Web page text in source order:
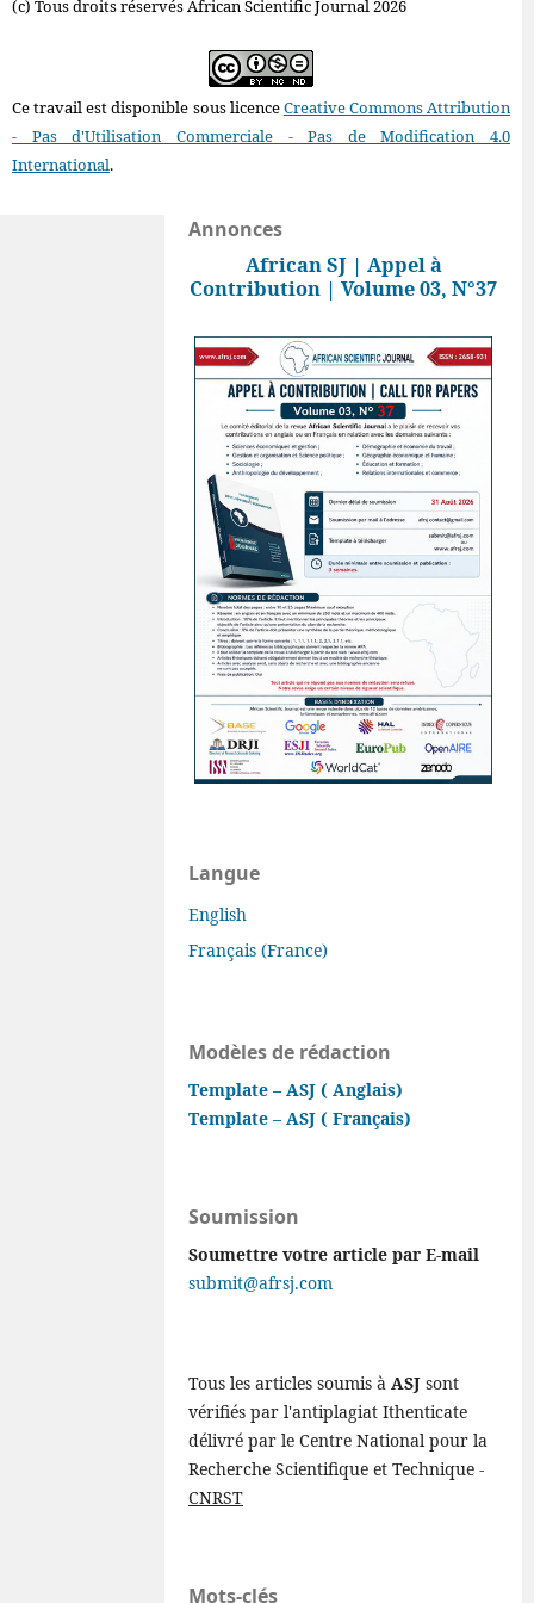
(c) Tous droits réservés African Scientific Journal 2026
Ce travail est disponible sous licenceCreative Commons Attribution
- Pas d'Utilisation Commerciale - Pas de Modification 4.0
International.
Annonces
African SJ | Appel à
Contribution | Volume 03, N°37
Langue
English
Français (France)
Modèles de rédaction
Template – ASJ ( Anglais)
Template – ASJ ( Français)
Soumission
Soumettre votre article par E-mail
submit@afrsj.com
Tous les articles soumis à ASJ sont
vérifiés par l'antiplagiat Ithenticate
délivré par le Centre National pour la
Recherche Scientifique et Technique -
CNRST
Mots-clés